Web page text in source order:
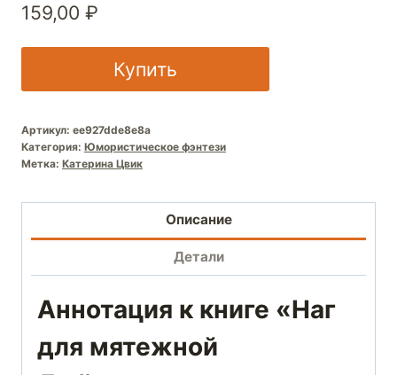
159,00 ₽
Купить
Артикул: ee927dde8e8a
Категория: Юмористическое фэнтези
Метка: Катерина Цвик
Описание
Детали
Аннотация к книге «Наг
для мятежной